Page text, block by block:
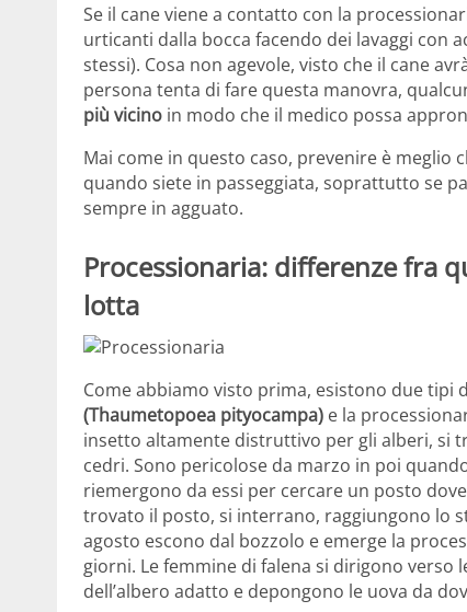
Se il cane viene a contatto con la
urticanti dalla bocca facendo dei lavaggi con
stessi). Cosa non agevole, visto che il cane
persona tenta di fare questa manovra,
più vicino in modo che il medico possa
Mai come in questo caso, prevenire è meglio
quando siete in passeggiata, soprattutto se
sempre in agguato.
Processionaria: differenze fra
lotta
Come abbiamo visto prima, esistono due tipi
(Thaumetopoea pityocampa) e la
insetto altamente distruttivo per gli alberi, si
cedri. Sono pericolose da marzo in poi
riemergono da essi per cercare un posto
trovato il posto, si interrano, raggiungono lo
agosto escono dal bozzolo e emerge la
giorni. Le femmine di falena si dirigono verso
dell’albero adatto e depongono le uova da